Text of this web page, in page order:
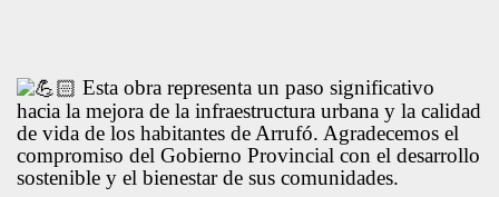
Esta obra representa un paso significativo
hacia la mejora de la infraestructura urbana y la calidad
de vida de los habitantes de Arrufó. Agradecemos el
compromiso del Gobierno Provincial con el desarrollo
sostenible y el bienestar de sus comunidades.